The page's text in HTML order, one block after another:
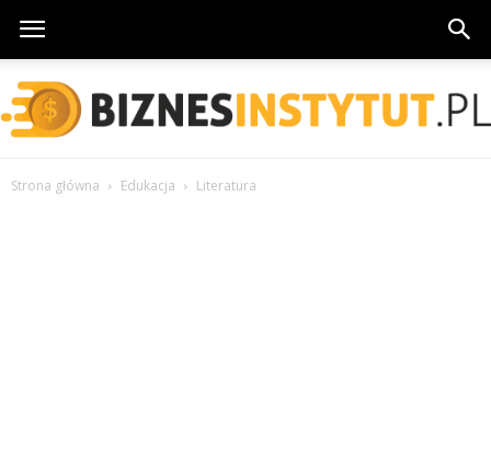
BiznesInstytut.pl
Strona główna Edukacja Literatura